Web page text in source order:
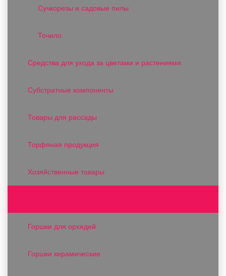
Сучкорезы и садовые пилы
Точило
Средства для ухода за цветами и растениями
Субстратные компоненты
Товары для рассады
Торфяная продукция
Хозяйственные товары
Горшки для орхидей
Горшки керамические